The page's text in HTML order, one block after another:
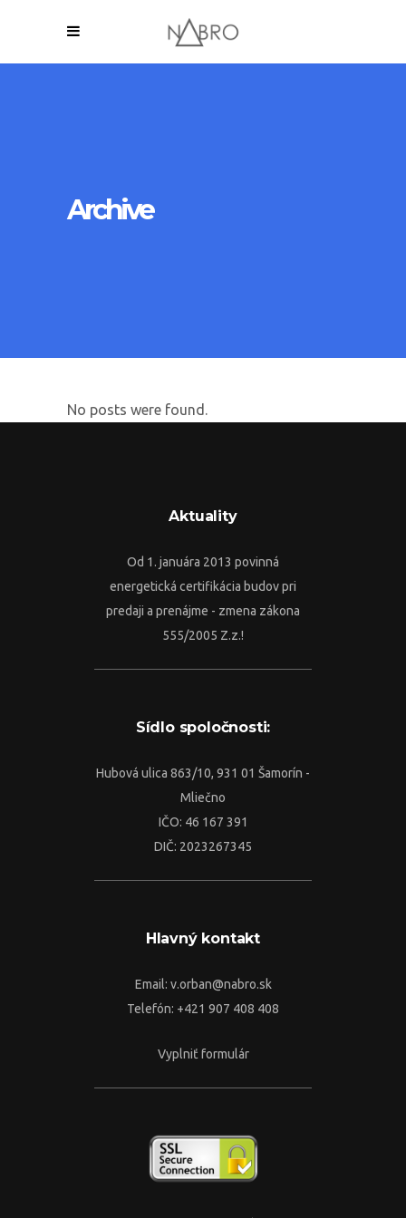
Archive
No posts were found.
Aktuality
Od 1. januára 2013 povinná
energetická certifikácia budov pri
predaji a prenájme - zmena zákona
555/2005 Z.z.!
Sídlo spoločnosti:
Hubová ulica 863/10, 931 01 Šamorín -
Mliečno
IČO: 46 167 391
DIČ: 2023267345
Hlavný kontakt
Email: v.orban@nabro.sk
Telefón: +421 907 408 408
Vyplniť formulár